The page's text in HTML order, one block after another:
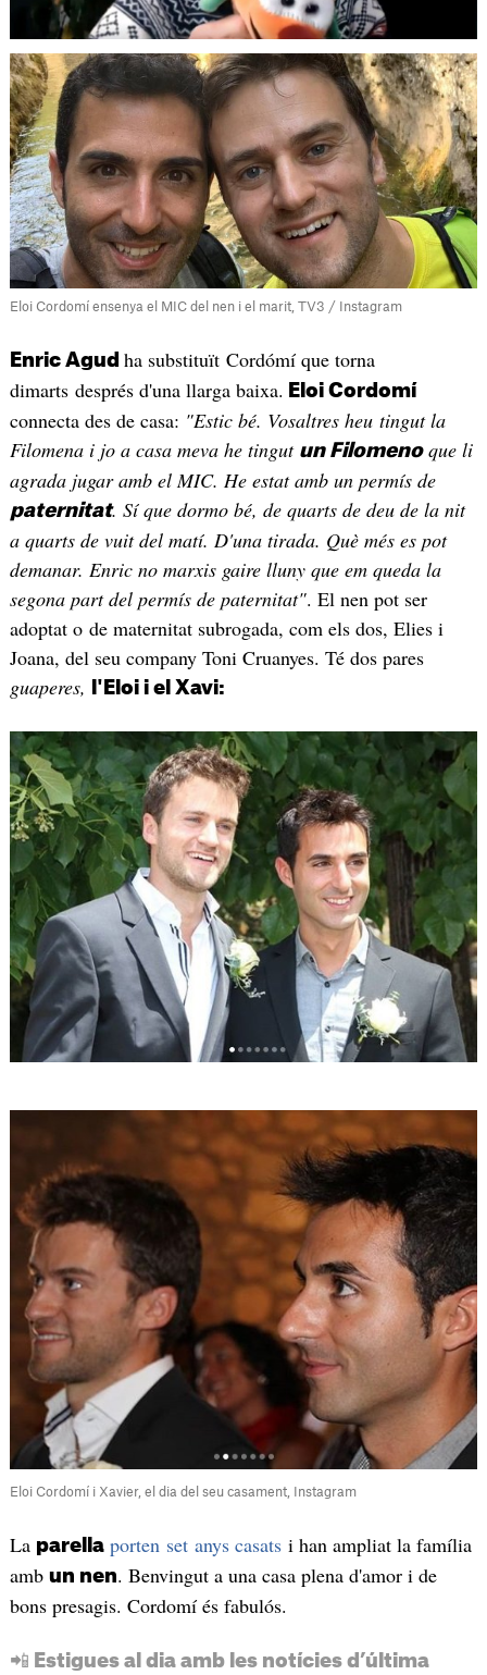
Eloi Cordomí ensenya el MIC del nen i el marit, TV3 / Instagram
Enric Agud ha substituït Cordómí que torna
dimarts després d'una llarga baixa. Eloi Cordomí
connecta des de casa: "Estic bé. Vosaltres heu tingut la
Filomena i jo a casa meva he tingut un Filomenoque li
agrada jugar amb el MIC. He estat amb un permís de
paternitat. Sí que dormo bé, de quarts de deu de la nit
a quarts de vuit del matí. D'una tirada. Què més es pot
demanar. Enric no marxis gaire lluny que em queda la
segona part del permís de paternitat". El nen pot ser
adoptat o de maternitat subrogada, com els dos, Elies i
Joana, del seu company Toni Cruanyes. Té dos pares
guaperes,
l'Eloi i el Xavi:
Eloi Cordomí i Xavier, el dia del seu casament, Instagram
La parella porten set anys casatsi han ampliat la família
amb un nen. Benvingut a una casa plena d'amor i de
bons presagis. Cordomí és fabulós.
📲 Estigues al dia amb les notícies d’última